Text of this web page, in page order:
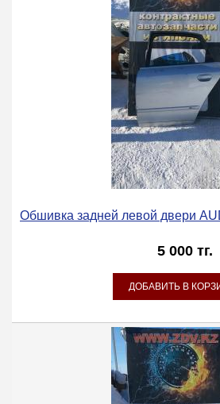
Обшивка задней левой двери
5 000 тг.